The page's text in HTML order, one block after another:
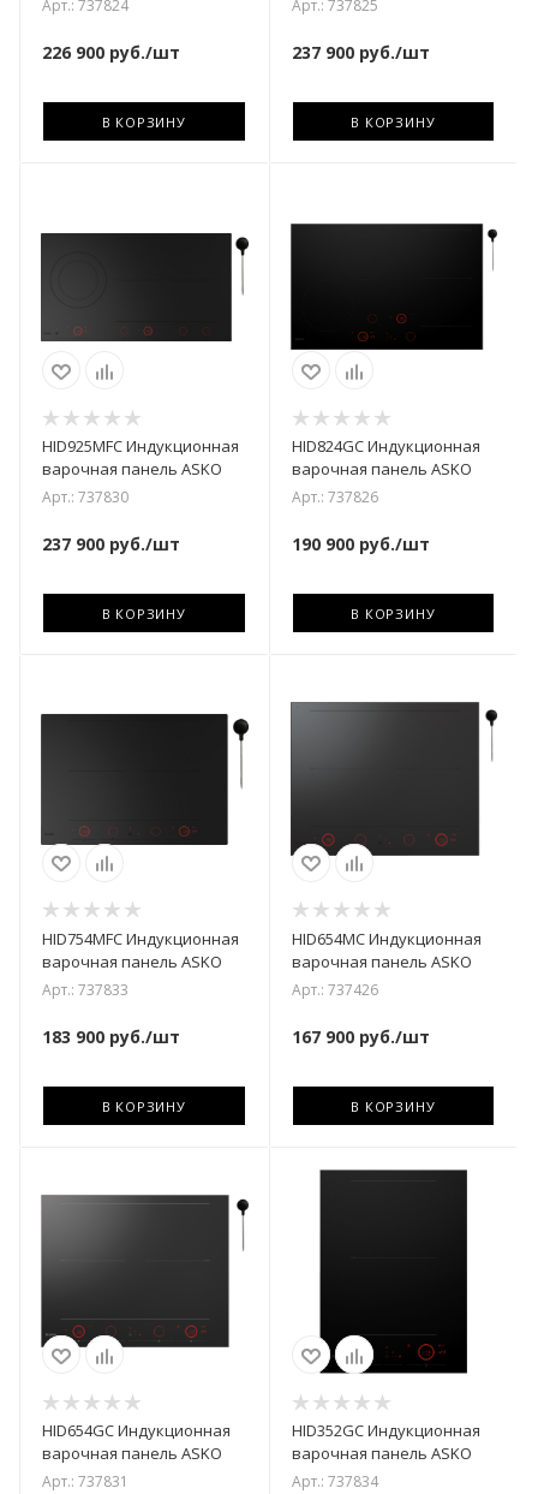
Арт.: 737824
226 900 руб./шт
В КОРЗИНУ
Арт.: 737825
237 900руб./шт
В КОРЗИНУ
HID925MFC Индукционная
варочная панель ASKO
Арт.: 737830
237 900 руб./шт
В КОРЗИНУ
HID824GC Индукционная
варочная панель ASKO
Арт.: 737826
190 900руб./шт
В КОРЗИНУ
HID754MFC Индукционная
варочная панель ASKO
Арт.: 737833
183 900 руб./шт
В КОРЗИНУ
HID654MC Индукционная
варочная панель ASKO
Арт.: 737426
167 900руб./шт
В КОРЗИНУ
HID654GC Индукционная
варочная панель ASKO
Арт.: 737831
HID352GC Индукционная
варочная панель ASKO
Арт.: 737834